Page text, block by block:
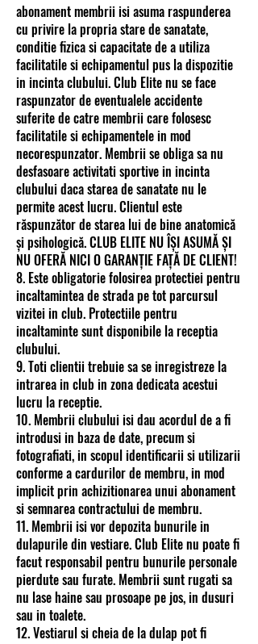
abonament membrii isi asuma raspunderea
cu privire la propria stare de sanatate,
conditie fizica si capacitate de a utiliza
facilitatile si echipamentul pus la dispozitie
in incinta clubului. Club Elite nu se face
raspunzator de eventualele accidente
suferite de catre membrii care folosesc
facilitatile si echipamentele in mod
necorespunzator. Membrii se obliga sa nu
desfasoare activitati sportive in incinta
clubului daca starea de sanatate nu le
permite acest lucru. Clientul este
răspunzător de starea lui de bine anatomică
și psihologică. CLUB ELITE NU ÎȘI ASUMĂ ȘI
NU OFERĂ NICI O GARANȚIE FAȚĂ DE CLIENT!
8. Este obligatorie folosirea protectiei pentru
incaltamintea de strada pe tot parcursul
vizitei in club. Protectiile pentru
incaltaminte sunt disponibile la receptia
clubului.
9. Toti clientii trebuie sa se inregistreze la
intrarea in club in zona dedicata acestui
lucru la receptie.
10. Membrii clubului isi dau acordul de a fi
introdusi in baza de date, precum si
fotografiati, in scopul identificarii si utilizarii
conforme a cardurilor de membru, in mod
implicit prin achizitionarea unui abonament
si semnarea contractului de membru.
11. Membrii isi vor depozita bunurile in
dulapurile din vestiare. Club Elite nu poate fi
facut responsabil pentru bunurile personale
pierdute sau furate. Membrii sunt rugati sa
nu lase haine sau prosoape pe jos, in dusuri
sau in toalete.
12. Vestiarul si cheia de la dulap pot fi